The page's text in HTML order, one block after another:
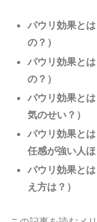
パウリ効果と
の？）
パウリ効果と
の？）
パウリ効果と
気のせい？）
パウリ効果と
任感が強い人ほ
パウリ効果と
え方は？）